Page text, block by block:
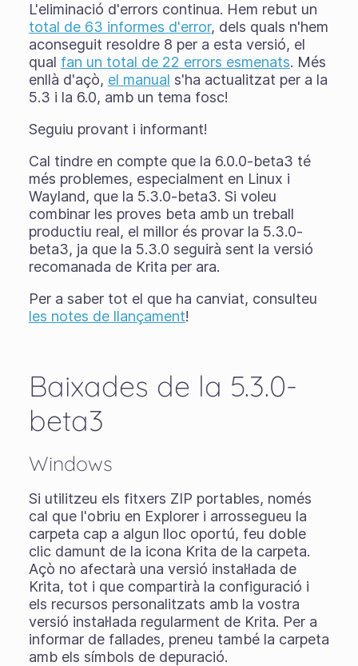
L'eliminació d'errors continua. Hem rebut un
total de 63 informes d'error, dels quals n'hem
aconseguit resoldre 8 per a esta versió, el
qual fan un total de 22 errors esmenats. Més
enllà d'açò, el manual s'ha actualitzat per a la
5.3 i la 6.0, amb un tema fosc!
Seguiu provant i informant!
Cal tindre en compte que la 6.0.0-beta3 té
més problemes, especialment en Linux i
Wayland, que la 5.3.0-beta3. Si voleu
combinar les proves beta amb un treball
productiu real, el millor és provar la 5.3.0-
beta3, ja que la 5.3.0 seguirà sent la versió
recomanada de Krita per ara.
Per a saber tot el que ha canviat, consulteu
les notes de llançament!
Baixades de la 5.3.0-
beta3
Windows
Si utilitzeu els fitxers ZIP portables, només
cal que l'obriu en Explorer i arrossegueu la
carpeta cap a algun lloc oportú, feu doble
clic damunt de la icona Krita de la carpeta.
Açò no afectarà una versió instal·lada de
Krita, tot i que compartirà la configuració i
els recursos personalitzats amb la vostra
versió instal·lada regularment de Krita. Per a
informar de fallades, preneu també la carpeta
amb els símbols de depuració.